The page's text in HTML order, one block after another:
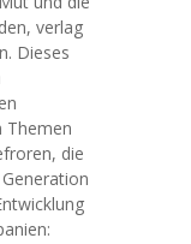
verlag
Dieses
Themen
die